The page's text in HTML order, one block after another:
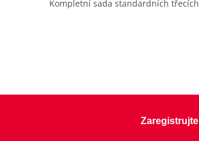
Kompletní sada standardních